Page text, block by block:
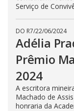
Serviço de
DO R7/22/06/2024
Adélia
Prêmio
2024
A escritora
Machado de
honraria da